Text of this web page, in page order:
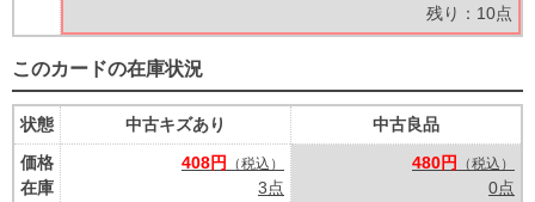
残り：10点
このカードの在庫状況
状態
価格
在庫
中古キズあり
408円
（税込）
3点
中古良品
480円
（税込）
0点